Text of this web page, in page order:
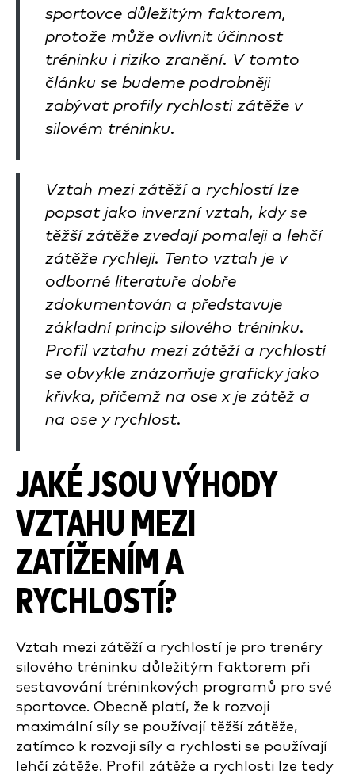
sportovce důležitým faktorem,
protože může ovlivnit účinnost
tréninku i riziko zranění. V tomto
článku se budeme podrobněji
zabývat profily rychlosti zátěže v
silovém tréninku.
Vztah mezi zátěží a rychlostí lze
popsat jako inverzní vztah, kdy se
těžší zátěže zvedají pomaleji a lehčí
zátěže rychleji. Tento vztah je v
odborné literatuře dobře
zdokumentován a představuje
základní princip silového tréninku.
Profil vztahu mezi zátěží a rychlostí
se obvykle znázorňuje graficky jako
křivka, přičemž na ose x je zátěž a
na ose y rychlost.
JAKÉ JSOU VÝHODY
VZTAHU MEZI
ZATÍŽENÍM A
RYCHLOSTÍ?
Vztah mezi zátěží a rychlostí je pro trenéry
silového tréninku důležitým faktorem při
sestavování tréninkových programů pro své
sportovce. Obecně platí, že k rozvoji
maximální síly se používají těžší zátěže,
zatímco k rozvoji síly a rychlosti se používají
lehčí zátěže. Profil zátěže a rychlosti lze tedy